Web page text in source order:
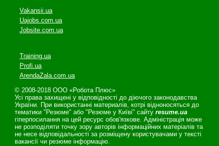
Vakansii.ua
Uajobs.com.ua
Jobsite.com.ua
Training.ua
Profi.ua
ArendaZala.com.ua
© 2008-2018 ООО «Робота Плюс»
Усі права захищені у відповідності до діючого законодавства
України. При використанні материалів, котрі відноносяться до
тематики "Резюме" або "Резюме у Київі" сайту resume.ua
гіперпосилання на цей ресурс обов'язкове. Адміністрація може
не розподіляти точку зору авторів інформаційних матеріалів та
не несе відповідальності за розміщену користувачами у тексті
вакансії чи резюме інформацію.